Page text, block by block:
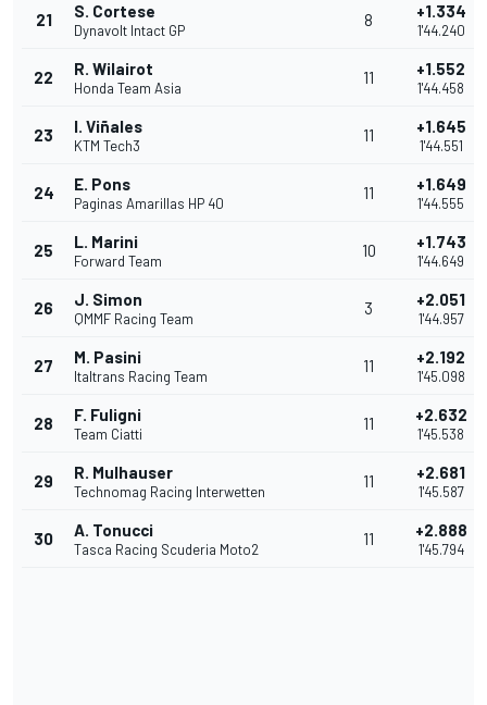
21 S. Cortese
Dynavolt Intact GP
8 +1.334
1'44.240
22 R. Wilairot
Honda Team Asia
11 +1.552
1'44.458
23 I. Viñales
KTM Tech3
11 +1.645
1'44.551
24 E. Pons
Paginas Amarillas HP 40
11 +1.649
1'44.555
25 L. Marini
Forward Team
10 +1.743
1'44.649
26 J. Simon
QMMF Racing Team
3 +2.051
1'44.957
27 M. Pasini
Italtrans Racing Team
11 +2.192
1'45.098
28 F. Fuligni
Team Ciatti
11 +2.632
1'45.538
29 R. Mulhauser
Technomag Racing Interwetten
11 +2.681
1'45.587
30 A. Tonucci
Tasca Racing Scuderia Moto2
11 +2.888
1'45.794